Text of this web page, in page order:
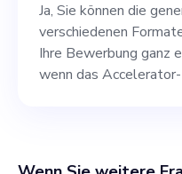
Ja, Sie können die
verschiedenen
Ihre Bewerbung ganz
wenn das